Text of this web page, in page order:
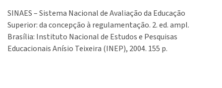
SINAES – Sistema Nacional de Avaliação da Educação
Superior: da concepção à regulamentação. 2. ed. ampl.
Brasília: Instituto Nacional de Estudos e Pesquisas
Educacionais Anísio Teixeira (INEP), 2004. 155 p.